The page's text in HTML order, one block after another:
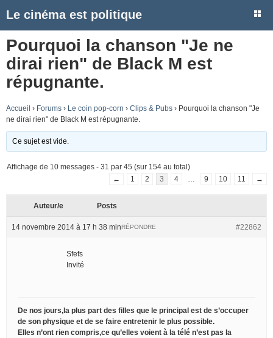
Le cinéma est politique
Pourquoi la chanson "Je ne
dirai rien" de Black M est
répugnante.
Accueil › Forums › Le coin pop-corn › Clips & Pubs › Pourquoi la chanson "Je
ne dirai rien" de Black M est répugnante.
Ce sujet est vide.
Affichage de 10 messages - 31 par 45 (sur 154 au total)
←
1 2 3 4 9 10 11 →
Auteur/e Posts
14 novembre 2014 à 17 h 38 min #22862
RÉPONDRE
Sfefs
Invité
De nos jours,la plus part des filles que le principal est de s’occuper
de son physique et de se faire entretenir le plus possible.
Elles n’ont rien compris,ce qu’elles voient à la télé n’est pas la